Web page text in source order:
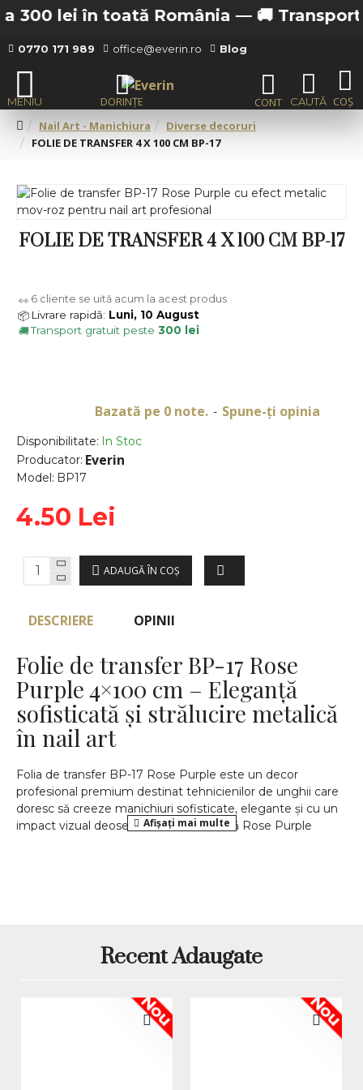
lei în toată România — 🚚 Transport
0770 171 989 office@everin.ro Blog
Nail Art - Manichiura
Diverse decoruri
FOLIE DE TRANSFER 4 X 100 CM BP-17
FOLIE DE TRANSFER 4 X 100 CM BP-17
Disponibilitate: In Stoc
Producator: Everin
Model: BP17
Bazată pe 0 note. - Spune-ţi opinia
4.50 Lei
ADAUGĂ ÎN COŞ
👀 6 cliente se uită acum la acest produs
📦 Livrare rapidă: Luni, 10 August
🚚Transport gratuit peste 300 lei
DESCRIERE OPINII
Folie de transfer BP-17 Rose
Purple 4×100 cm – Eleganță
sofisticată și strălucire metalică
în nail art
Folia de transfer BP-17 Rose Purple este un decor
profesional premium destinat tehnicienilor de unghii care
doresc să creeze manichiuri sofisticate, elegante și cu un
impact vizual deosebit. Nuanța specială Rose Purple
Formatul generos de 4×100 cm oferă un consum eficient
și face ca această folie să fie ideală pentru utilizare
care doresc rezultate de nivel înalt.
De ce să alegi folia de transfer BP-
Recent Adaugate
Nou Nou